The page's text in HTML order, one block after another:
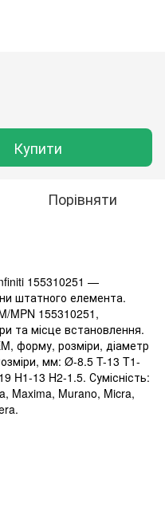
Купити
Порівняти
155310251 —
штатного елемента.
MPN 155310251,
та місце встановлення.
форму, розміри, діаметр
мм: Ø-8.5 T-13 T1-
H1-13 H2-1.5. Сумісність:
Maxima, Murano, Micra,